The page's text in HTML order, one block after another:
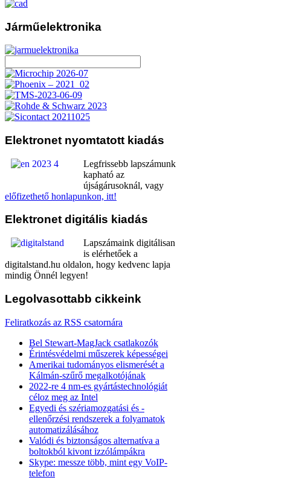
Járműelektronika
Elektronet nyomtatott kiadás
Legfrissebb lapszámunk
kapható az
újságárusoknál, vagy
előfizethető honlapunkon, itt!
Elektronet digitális kiadás
Lapszámaink digitálisan
is elérhetőek a
digitalstand.hu oldalon, hogy kedvenc lapja
mindig Önnél legyen!
Legolvasottabb cikkeink
Feliratkozás az RSS csatornára
Bel Stewart-MagJack csatlakozók
Érintésvédelmi műszerek képességei
Amerikai tudományos elismerését a
Kálmán-szűrő megalkotójának
2022-re 4 nm-es gyártástechnológiát
céloz meg az Intel
Egyedi és szériamozgatási és -
ellenőrzési rendszerek a folyamatok
automatizálásához
Valódi és biztonságos alternatíva a
boltokból kivont izzólámpákra
Skype: messze több, mint egy VoIP-
telefon